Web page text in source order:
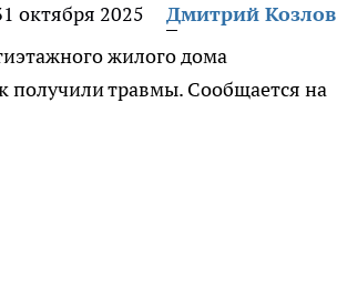
октября 2025
Дмитрий Козлов
жилого дома
получили травмы. Сообщается на